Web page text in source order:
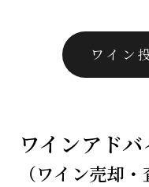
ワイン
ワインアド
（ワイン売却